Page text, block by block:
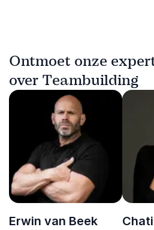
Ontmoet onze
over Teambuilding
Erwin van Beek